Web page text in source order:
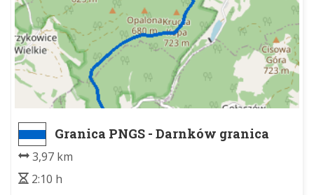
Granica PNGS - Darnków granica
3,97 km
2:10 h